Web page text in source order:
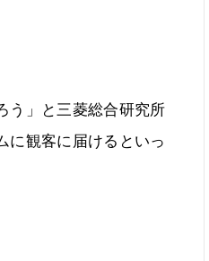
う」と三菱総合研究所
に観客に届けるといっ